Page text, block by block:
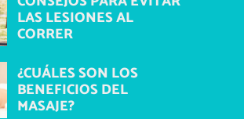
LAS LESIONES AL
CORRER
¿CUÁLES SON LOS
BENEFICIOS DEL
MASAJE?